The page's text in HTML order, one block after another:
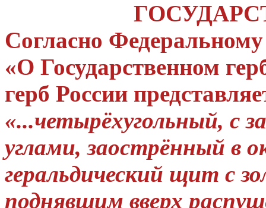
Согласно
«О Государственном
герб России
«...четырёхугольный, с
углами, заострённый в
геральдический щит с
поднявшим вверх